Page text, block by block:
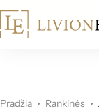
pristatymas
Pradžia Rankinės